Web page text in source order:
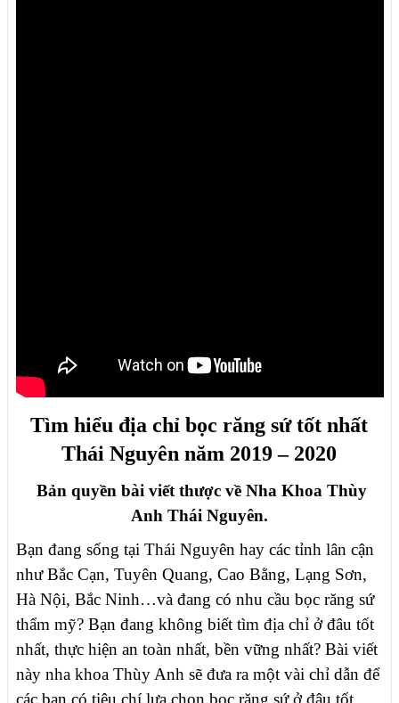
Tìm hiểu địa chỉ bọc răng sứ tốt nhất
Thái Nguyên năm 2019 – 2020
Bản quyền bài viết thược về Nha Khoa Thùy
Anh Thái Nguyên.
Bạn đang sống tại Thái Nguyên hay các tỉnh lân cận
như Bắc Cạn, Tuyên Quang, Cao Bằng, Lạng Sơn,
Hà Nội, Bắc Ninh…và đang có nhu cầu bọc răng sứ
thẩm mỹ? Bạn đang không biết tìm địa chỉ ở đâu tốt
nhất, thực hiện an toàn nhất, bền vững nhất? Bài viết
này nha khoa Thùy Anh sẽ đưa ra một vài chỉ dẫn để
các bạn có tiêu chí lựa chọn bọc răng sứ ở đâu tốt